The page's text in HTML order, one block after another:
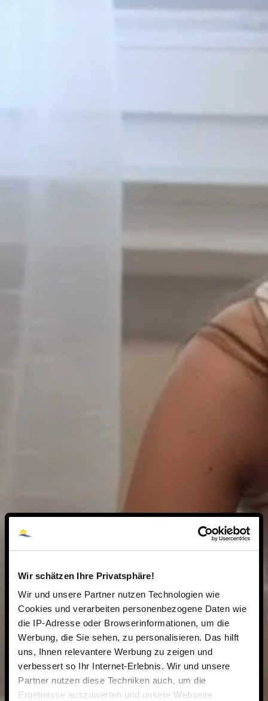
Wir schätzen Ihre Privatsphäre!
Wir und unsere Partner nutzen Technologien wie
Cookies und verarbeiten personenbezogene Daten wie
die IP-Adresse oder Browserinformationen, um die
Werbung, die Sie sehen, zu personalisieren. Das hilft
uns, Ihnen relevantere Werbung zu zeigen und
verbessert so Ihr Internet-Erlebnis. Wir und unsere
Partner nutzen diese Techniken auch, um die
Ergebnisse auszuwerten und unsere Webseite